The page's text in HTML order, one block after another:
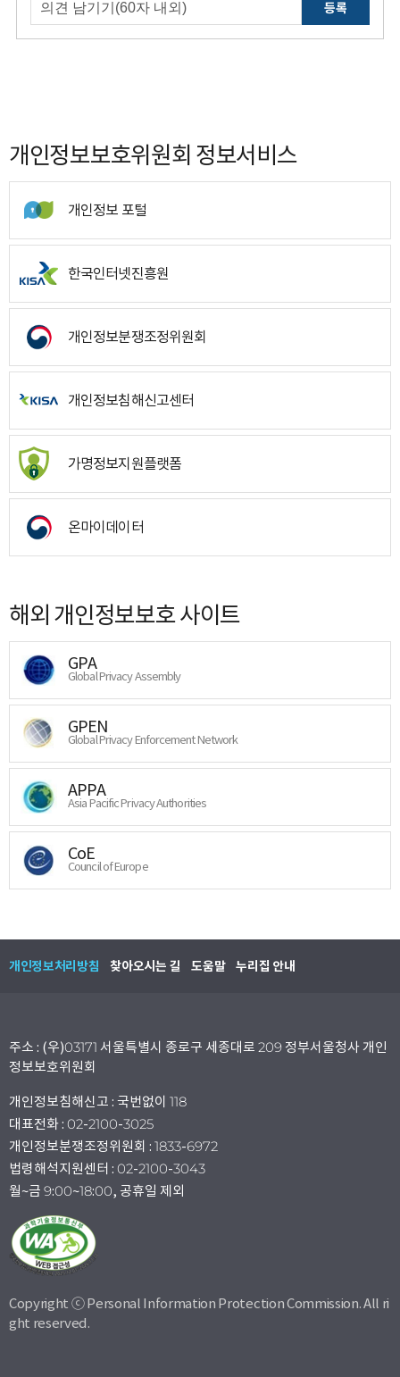
등록
개인정보보호위원회 정보서비스
개인정보 포털
한국인터넷진흥원
개인정보분쟁조정위원회
개인정보침해신고센터
가명정보지원플랫폼
온마이데이터
해외 개인정보보호 사이트
GPA
Global Privacy Assembly
GPEN
Global Privacy Enforcement Network
APPA
Asia Pacific Privacy Authorities
CoE
Council of Europe
개인정보처리방침 찾아오시는 길 도움말 누리집 안내
주소 : (우)03171 서울특별시 종로구 세종대로 209 정부서울청사 개인
정보보호위원회
개인정보침해신고 : 국번없이 118
대표전화 : 02-2100-3025
개인정보분쟁조정위원회 : 1833-6972
법령해석지원센터 : 02-2100-3043
월~금 9:00~18:00, 공휴일 제외
Copyright ⓒ Personal Information Protection Commission. All ri
ght reserved.